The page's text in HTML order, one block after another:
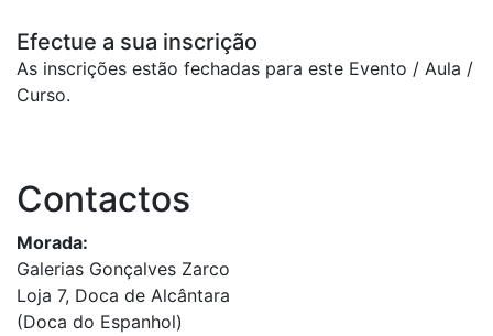
Efectue a sua inscrição
As inscrições estão fechadas para este Evento / Aula /
Curso.
Contactos
Morada:
Galerias Gonçalves Zarco
Loja 7, Doca de Alcântara
(Doca do Espanhol)